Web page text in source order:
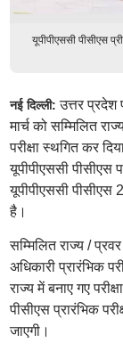
यूपीपीएससी पीसीएस
नई दिल्ली:उत्तर प्रदेश
मार्च को सम्मिलित
परीक्षा स्थगित कर
यूपीपीएससी पीसीएस
यूपीपीएससी पीसीएस
है।
सम्मिलित राज्य /
अधिकारी प्रारंभिक
राज्य में बनाए गए
पीसीएस प्रारंभिक
जाएगी।